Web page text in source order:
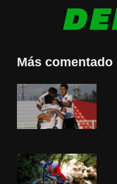
Más comentado